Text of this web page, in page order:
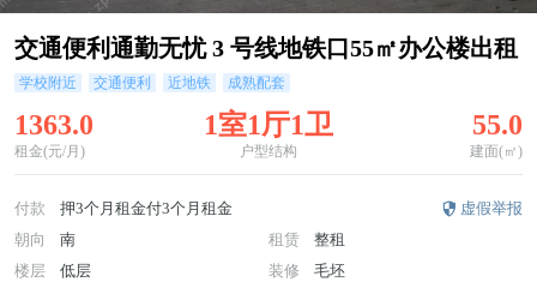
交通便利通勤无忧 3 号线地铁口55㎡办公楼出租
学校附近 交通便利 近地铁 成熟配套
1363.0
租金(元/月)
1室1厅1卫
户型结构
55.0
建面(㎡)
虚假举报
付款
押3个月租金付3个月租金
朝向
南 租赁
整租
楼层
低层 装修
毛坯